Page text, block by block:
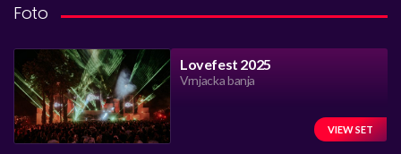
Foto
Lovefest 2025
Vrnjacka banja
VIEW SET